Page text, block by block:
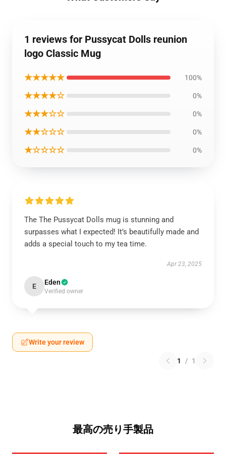
1 reviews for Pussycat Dolls reunion
logo Classic Mug
★★★★★ 100%
★★★★☆ 0%
★★★☆☆ 0%
★★☆☆☆ 0%
★☆☆☆☆ 0%
The The Pussycat Dolls mug is stunning and
surpasses what I expected! It’s beautifully made and
adds a special touch to my tea time.
Apr 23, 2025
E Eden
Verified owner
Write your review
1 / 1
最高の売り手製品